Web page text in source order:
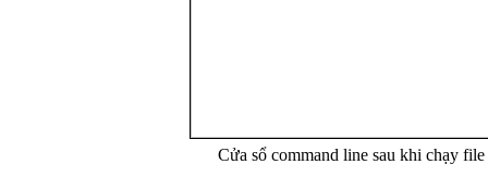
Cửa sổ command line sau khi chạy